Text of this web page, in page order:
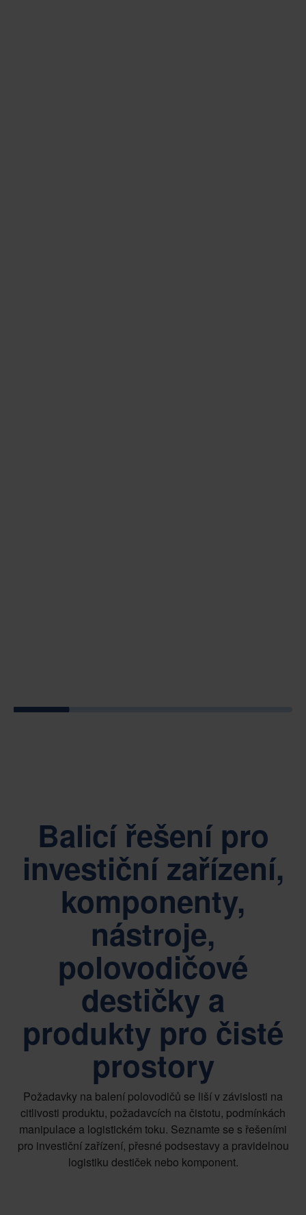
Balicí řešení pro
investiční zařízení,
komponenty,
nástroje,
polovodičové
destičky a
produkty pro čisté
prostory
Požadavky na balení polovodičů se liší v závislosti na
citlivosti produktu, požadavcích na čistotu, podmínkách
manipulace a logistickém toku. Seznamte se s řešeními
pro investiční zařízení, přesné podsestavy a pravidelnou
logistiku destiček nebo komponent.